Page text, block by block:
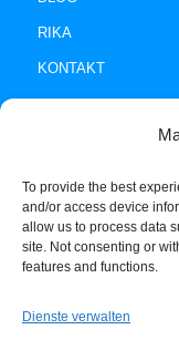
To provide the best
and/or access device
allow us to process data
site. Not consenting or
features and functions.
Dienste verwalten
RIKA
KONTAKT
Impressum +